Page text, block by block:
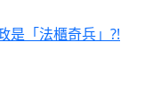
「法櫃奇兵」?!